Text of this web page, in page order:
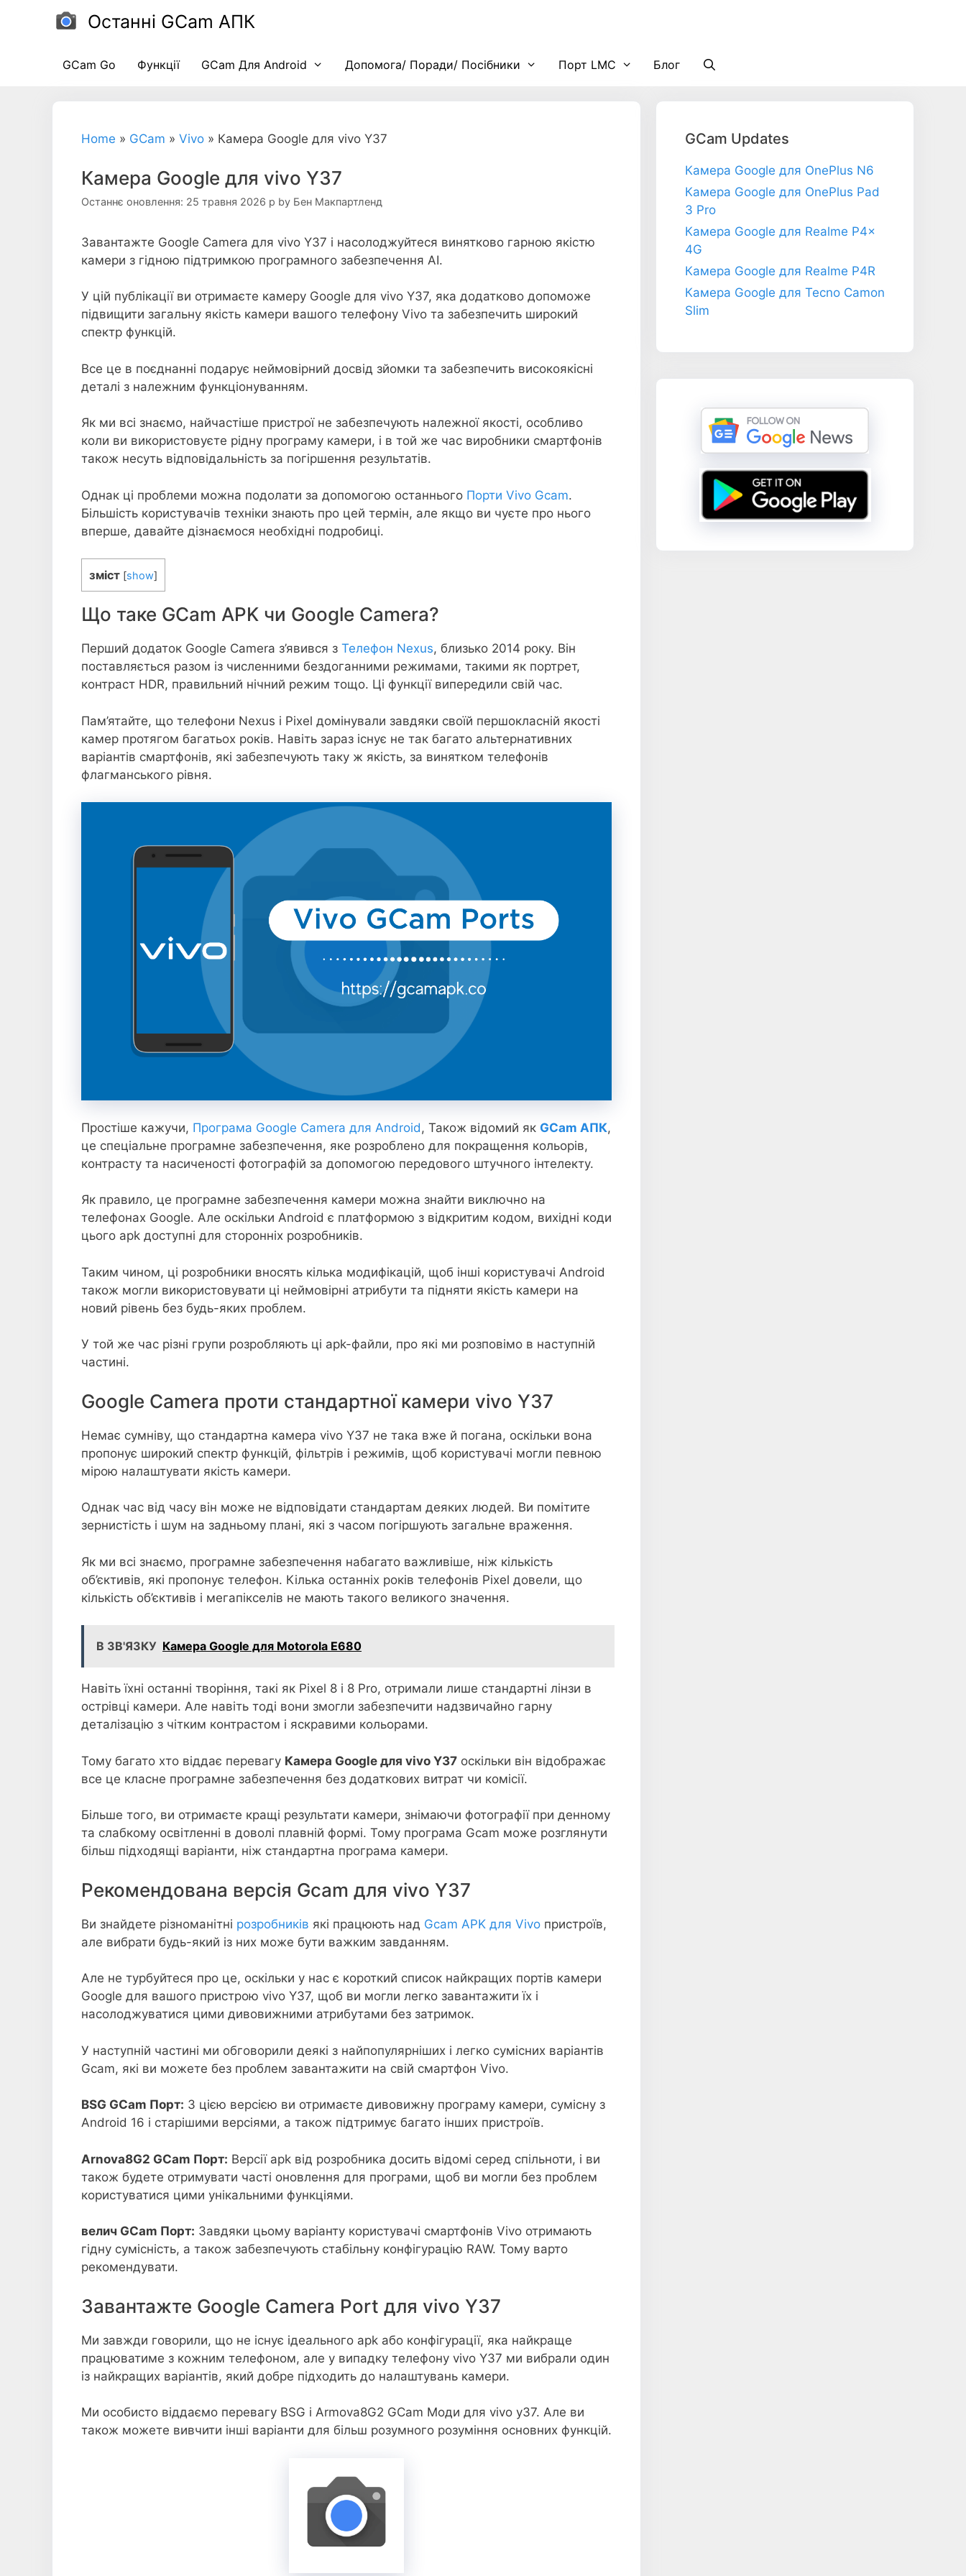
Останні GCam АПК
GCam Go Функції GCam Для Android Допомога/ Поради/ Посібники Порт LMC Блог
Home » GCam » Vivo » Камера Google для vivo Y37
Камера Google для vivo Y37
Останнє оновлення: 25 травня 2026 р by Бен Макпартленд
Завантажте Google Camera для vivo Y37 і насолоджуйтеся винятково гарною якістю
камери з гідною підтримкою програмного забезпечення AI.
У цій публікації ви отримаєте камеру Google для vivo Y37, яка додатково допоможе
підвищити загальну якість камери вашого телефону Vivo та забезпечить широкий
спектр функцій.
Все це в поєднанні подарує неймовірний досвід зйомки та забезпечить високоякісні
деталі з належним функціонуванням.
Як ми всі знаємо, найчастіше пристрої не забезпечують належної якості, особливо
коли ви використовуєте рідну програму камери, і в той же час виробники смартфонів
також несуть відповідальність за погіршення результатів.
Однак ці проблеми можна подолати за допомогою останнього Порти Vivo Gcam.
Більшість користувачів техніки знають про цей термін, але якщо ви чуєте про нього
вперше, давайте дізнаємося необхідні подробиці.
зміст [show]
Що таке GCam APK чи Google Camera?
Перший додаток Google Camera з’явився з Телефон Nexus, близько 2014 року. Він
поставляється разом із численними бездоганними режимами, такими як портрет,
контраст HDR, правильний нічний режим тощо. Ці функції випередили свій час.
Пам’ятайте, що телефони Nexus і Pixel домінували завдяки своїй першокласній якості
камер протягом багатьох років. Навіть зараз існує не так багато альтернативних
варіантів смартфонів, які забезпечують таку ж якість, за винятком телефонів
флагманського рівня.
Простіше кажучи, Програма Google Camera для Android , Також відомий як GCam АПК,
це спеціальне програмне забезпечення, яке розроблено для покращення кольорів,
контрасту та насиченості фотографій за допомогою передового штучного інтелекту.
Як правило, це програмне забезпечення камери можна знайти виключно на
телефонах Google. Але оскільки Android є платформою з відкритим кодом, вихідні коди
цього apk доступні для сторонніх розробників.
Таким чином, ці розробники вносять кілька модифікацій, щоб інші користувачі Android
також могли використовувати ці неймовірні атрибути та підняти якість камери на
новий рівень без будь-яких проблем.
У той же час різні групи розробляють ці apk-файли, про які ми розповімо в наступній
частині.
Google Camera проти стандартної камери vivo Y37
Немає сумніву, що стандартна камера vivo Y37 не така вже й погана, оскільки вона
пропонує широкий спектр функцій, фільтрів і режимів, щоб користувачі могли певною
мірою налаштувати якість камери.
Однак час від часу він може не відповідати стандартам деяких людей. Ви помітите
зернистість і шум на задньому плані, які з часом погіршують загальне враження.
Як ми всі знаємо, програмне забезпечення набагато важливіше, ніж кількість
об’єктивів, які пропонує телефон. Кілька останніх років телефонів Pixel довели, що
кількість об’єктивів і мегапікселів не мають такого великого значення.
В ЗВ'ЯЗКУ Камера Google для Motorola E680
Навіть їхні останні творіння, такі як Pixel 8 і 8 Pro, отримали лише стандартні лінзи в
острівці камери. Але навіть тоді вони змогли забезпечити надзвичайно гарну
деталізацію з чітким контрастом і яскравими кольорами.
Тому багато хто віддає перевагу Камера Google для vivo Y37 оскільки він відображає
все це класне програмне забезпечення без додаткових витрат чи комісії.
Більше того, ви отримаєте кращі результати камери, знімаючи фотографії при денному
та слабкому освітленні в доволі плавній формі. Тому програма Gcam може розглянути
більш підходящі варіанти, ніж стандартна програма камери.
Рекомендована версія Gcam для vivo Y37
Ви знайдете різноманітні розробників які працюють над Gcam APK для Vivo пристроїв,
але вибрати будь-який із них може бути важким завданням.
Але не турбуйтеся про це, оскільки у нас є короткий список найкращих портів камери
Google для вашого пристрою vivo Y37, щоб ви могли легко завантажити їх і
насолоджуватися цими дивовижними атрибутами без затримок.
У наступній частині ми обговорили деякі з найпопулярніших і легко сумісних варіантів
Gcam, які ви можете без проблем завантажити на свій смартфон Vivo.
BSG GCam Порт: З цією версією ви отримаєте дивовижну програму камери, сумісну з
Android 16 і старішими версіями, а також підтримує багато інших пристроїв.
Arnova8G2 GCam Порт: Версії apk від розробника досить відомі серед спільноти, і ви
також будете отримувати часті оновлення для програми, щоб ви могли без проблем
користуватися цими унікальними функціями.
велич GCam Порт: Завдяки цьому варіанту користувачі смартфонів Vivo отримають
гідну сумісність, а також забезпечують стабільну конфігурацію RAW. Тому варто
рекомендувати.
Завантажте Google Camera Port для vivo Y37
Ми завжди говорили, що не існує ідеального apk або конфігурації, яка найкраще
працюватиме з кожним телефоном, але у випадку телефону vivo Y37 ми вибрали один
із найкращих варіантів, який добре підходить до налаштувань камери.
Ми особисто віддаємо перевагу BSG і Armova8G2 GCam Моди для vivo y37. Але ви
також можете вивчити інші варіанти для більш розумного розуміння основних функцій.
GCam Updates
Камера Google для OnePlus N6
Камера Google для OnePlus Pad
3 Pro
Камера Google для Realme P4x
4G
Камера Google для Realme P4R
Камера Google для Tecno Camon
Slim